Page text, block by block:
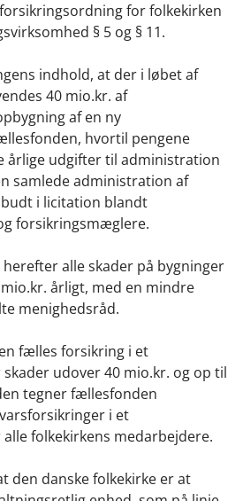
for folkekirken
§ 5 og § 11.
indhold, at der i løbet af
40 mio.kr. af
af en ny
hvortil pengene
årlige udgifter til administration
samlede administration af
i licitation blandt
forsikringsmæglere.
alle skader på bygninger
årligt, med en mindre
menighedsråd.
fælles forsikring i et
udover 40 mio.kr. og op til
tegner fællesfonden
i et
folkekirkens medarbejdere.
den danske folkekirke er at